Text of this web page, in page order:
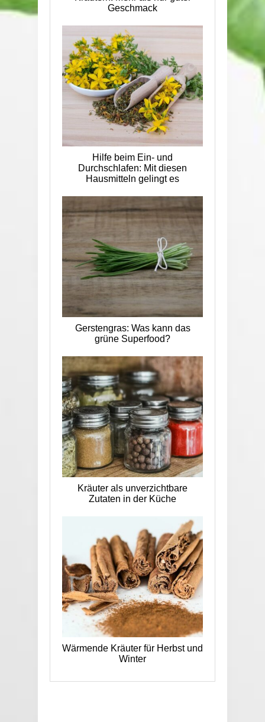
Geschmack
Hilfe beim Ein- und
Durchschlafen: Mit diesen
Hausmitteln gelingt es
Gerstengras: Was kann das
grüne Superfood?
Kräuter als unverzichtbare
Zutaten in der Küche
Wärmende Kräuter für Herbst und
Winter